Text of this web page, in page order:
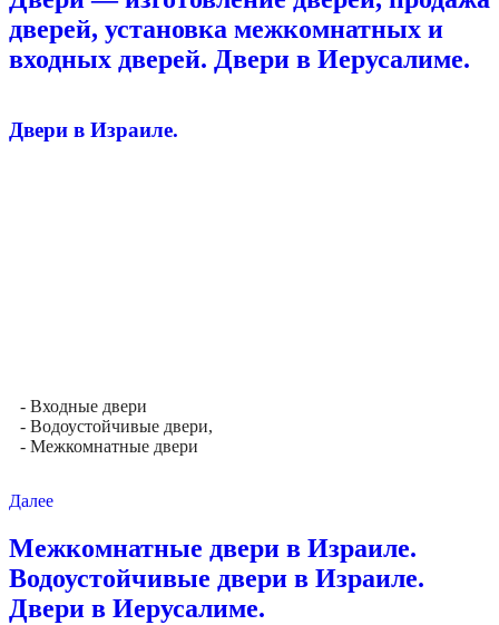
дверей, установка межкомнатных и
входных дверей. Двери в Иерусалиме.
Двери в Израиле.
- Входные двери
- Водоустойчивые двери,
- Межкомнатные двери
Далее
Межкомнатные двери в Израиле.
Водоустойчивые двери в Израиле.
Двери в Иерусалиме.